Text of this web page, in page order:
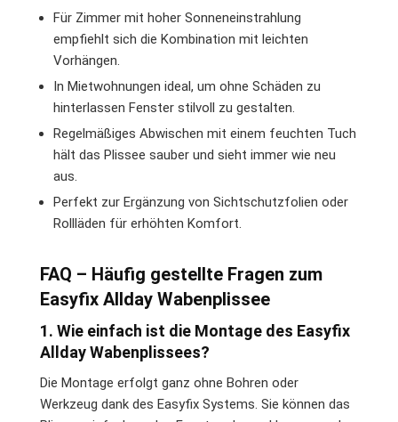
Für Zimmer mit hoher Sonneneinstrahlung
empfiehlt sich die Kombination mit leichten
Vorhängen.
In Mietwohnungen ideal, um ohne Schäden zu
hinterlassen Fenster stilvoll zu gestalten.
Regelmäßiges Abwischen mit einem feuchten Tuch
hält das Plissee sauber und sieht immer wie neu
aus.
Perfekt zur Ergänzung von Sichtschutzfolien oder
Rollläden für erhöhten Komfort.
FAQ – Häufig gestellte Fragen zum
Easyfix Allday Wabenplissee
1. Wie einfach ist die Montage des Easyfix
Allday Wabenplissees?
Die Montage erfolgt ganz ohne Bohren oder
Werkzeug dank des Easyfix Systems. Sie können das